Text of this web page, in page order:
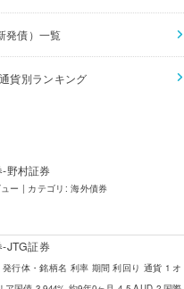
位
発債）一覧
貨別ランキング
野村証券
ー | カテゴリ:海外債券
JTG証券
行体・銘柄名 利率 期間 利回り 通貨 1 オ